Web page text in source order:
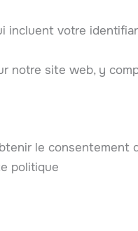
incluent votre
notre site web, y
le consentement
politique